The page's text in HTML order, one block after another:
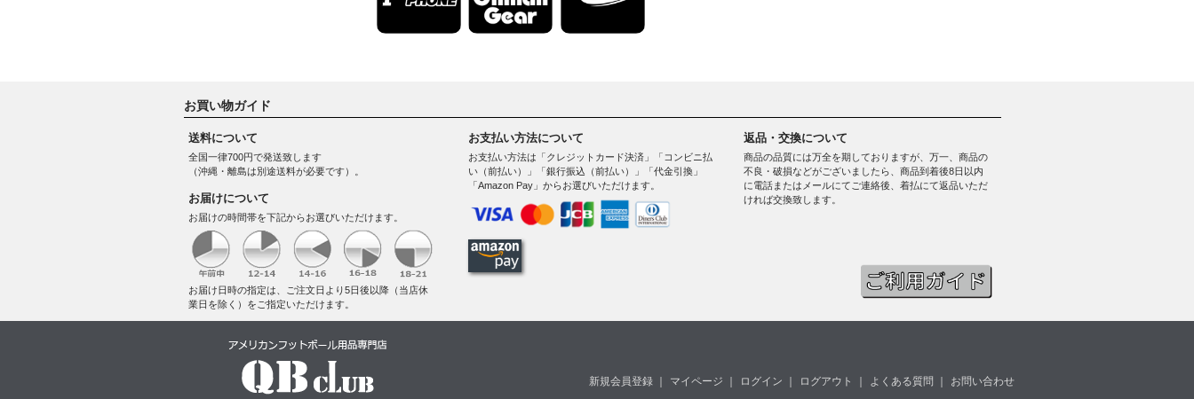
お買い物ガイド
送料について
全国一律700円で発送致します
（沖縄・離島は別途送料が必要です）。
お届けについて
お届けの時間帯を下記からお選びいただけます。
お届け日時の指定は、ご注文日より5日後以降（当店休
業日を除く）をご指定いただけます。
お支払い方法について
お支払い方法は「クレジットカード決済」「コンビニ払
い（前払い）」「銀行振込（前払い）」「代金引換」
「Amazon Pay」からお選びいただけます。
返品・交換について
商品の品質には万全を期しておりますが、万一、商品の
不良・破損などがございましたら、商品到着後8日以内
に電話またはメールにてご連絡後、着払にて返品いただ
ければ交換致します。
新規会員登録 マイページ ログイン ログアウト よくある質問 お問い合わせ